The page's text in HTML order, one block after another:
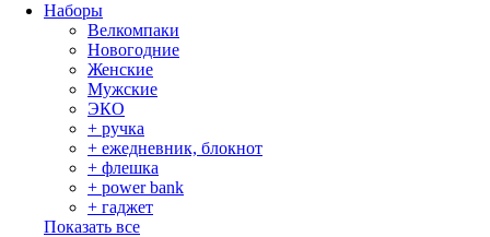
Наборы
Велкомпаки
Новогодние
Женские
Мужские
ЭКО
+ ручка
+ ежедневник, блокнот
+ флешка
+ power bank
+ гаджет
Показать все